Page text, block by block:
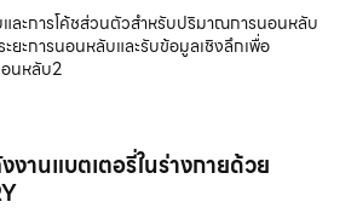
ละการโค้ชส่วนตัวสำหรับปริมาณการนอนหลับ
ะการนอนหลับและรับข้อมูลเชิงลึกเพื่อ
นหลับ2
งานแบตเตอรี่ในร่างกายด้วย